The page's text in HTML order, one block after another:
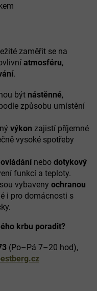
zaměřit se na
atmosféru,
.
být nástěnné,
způsobu umístění
výkon zajistí příjemné
vysoké spotřeby
nebo dotykový
funkcí a teploty.
vybaveny ochranou
i pro domácnosti s
krbu poradit?
(Po–Pá 7–20 hod),